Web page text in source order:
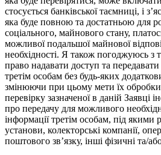
стосується банківської таємниці, і
яка буде повною та достатньою для
соціального, майнового стану,
можливої подальшої майнової
необхідності. Я також погоджуюсь з
право надавати доступ та передавати
третім особам без будь-яких
змінюючи при цьому мети їх
перевірку зазначеної в даній Заявці
про передачу для можливого
інформації третім особам, під якими
установи, колекторські компанії,
поштового зв’язку, інші фізичні та/